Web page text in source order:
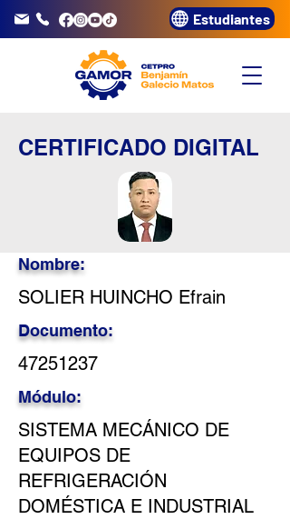
3320072 Estudiantes
CERTIFICADO DIGITAL
Nombre:
SOLIER HUINCHO Efrain
Documento:
47251237
Módulo:
SISTEMA MECÁNICO DE
EQUIPOS DE
REFRIGERACIÓN
DOMÉSTICA E INDUSTRIAL